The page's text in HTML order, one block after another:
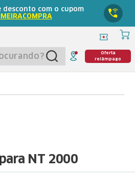
desconto com o cupom
Oferta
relâmpago
NT 2000